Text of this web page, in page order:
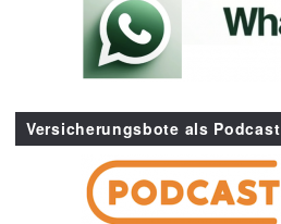
Versicherungsbote als Podcast